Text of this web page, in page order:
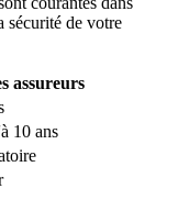
sécurité de votre
assureurs
10 ans